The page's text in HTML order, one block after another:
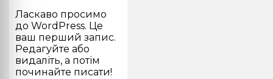
Ласкаво просимо
до WordPress. Це
ваш перший запис.
Редагуйте або
видаліть, а потім
починайте писати!